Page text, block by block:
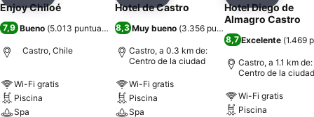
Enjoy Chiloé
7,9 Bueno (5.013 puntuaciones)
Castro, Chile
Wi-Fi gratis
Piscina
Spa
Hotel de Castro
8,3Muy bueno (3.356 puntuaciones
Castro, a 0.3 km de:
Centro de la ciudad
Wi-Fi gratis
Piscina
Spa
Hotel Diego de
Almagro Castro
8,7Excelente (1.469
Castro, a 1.1 km de:
Centro de la ciudad
Wi-Fi gratis
Piscina